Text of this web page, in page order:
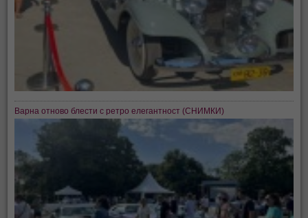
Варна отново блести с ретро елегантност (СНИМКИ)